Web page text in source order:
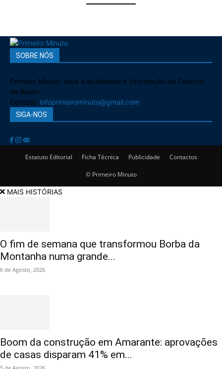
SOBRE NÓS
Primeiro Minuto: toda a atualidade e informação de Celorico
de Basto.
Contato: infoprimeirominuto@gmail.com
SIGA-NOS
Estatuto Editorial Ficha Técnica Publicidade Contactos
© Primeiro Minuto
MAIS HISTÓRIAS
O fim de semana que transformou Borba da
Montanha numa grande...
6 de Agosto, 2026
Boom da construção em Amarante: aprovações
de casas disparam 41% em...